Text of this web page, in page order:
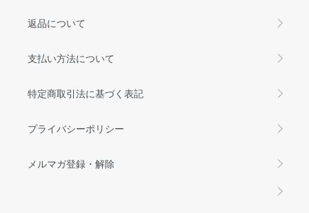
返品について
支払い方法について
特定商取引法に基づく表記
プライバシーポリシー
メルマガ登録・解除